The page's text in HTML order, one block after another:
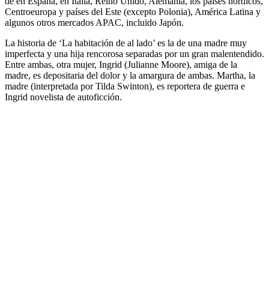
Centroeuropa y países del Este (excepto Polonia), América Latina y
algunos otros mercados APAC, incluido Japón.
La historia de ‘La habitación de al lado’ es la de una madre muy
imperfecta y una hija rencorosa separadas por un gran malentendido.
Entre ambas, otra mujer, Ingrid (Julianne Moore), amiga de la
madre, es depositaria del dolor y la amargura de ambas. Martha, la
madre (interpretada por Tilda Swinton), es reportera de guerra e
Ingrid novelista de autoficción.